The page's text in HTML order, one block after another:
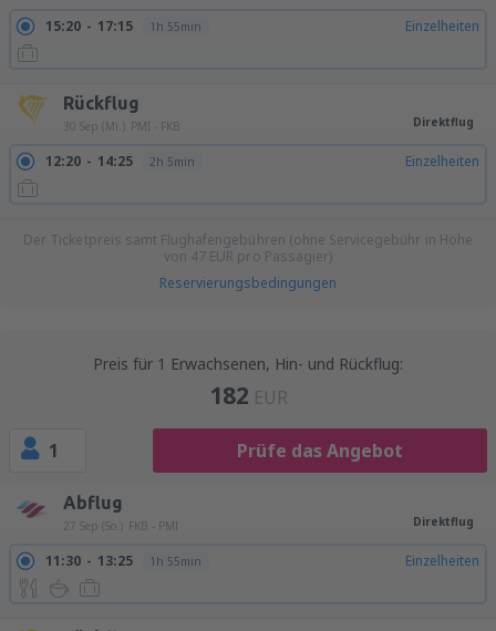
15:20 17:15 1h 55min Einzelheiten
Rückflug
30 Sep (Mi.) PMI - FKB Direktflug
12:20 14:25 2h 5min Einzelheiten
Der Ticketpreis samt Flughafengebühren (ohne Servicegebühr in Höhe
von 47 EUR pro Passagier)
Reservierungsbedingungen
Preis für 1 Erwachsenen, Hin- und Rückflug:
182 EUR
1 Prüfe das Angebot
Abflug
27 Sep (So.) FKB - PMI Direktflug
11:30 13:25 1h 55min Einzelheiten